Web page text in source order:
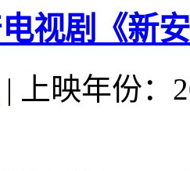
视剧《新
|
上映年份：